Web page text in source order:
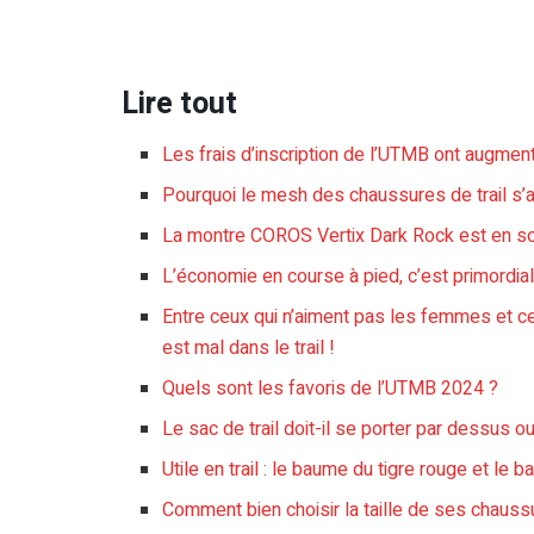
Lire tout
Les frais d’inscription de l’UTMB ont
Pourquoi le mesh des chaussures de trail
La montre COROS Vertix Dark Rock est en
L’économie en course à pied, c’est
Entre ceux qui n’aiment pas les femmes et
est mal dans le trail !
Quels sont les favoris de l’UTMB 2024 ?
Le sac de trail doit-il se porter par dessus
Utile en trail : le baume du tigre rouge et le
Comment bien choisir la taille de ses